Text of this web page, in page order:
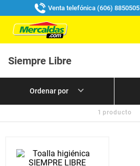
Venta telefónica (606) 8850505
Siempre Libre
1 producto